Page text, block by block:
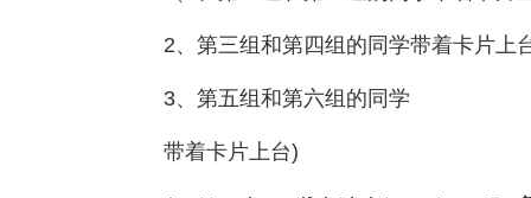
2、第三组和第四组的同学带着卡片上
3、第五组和第六组的同学
带着卡片上台)